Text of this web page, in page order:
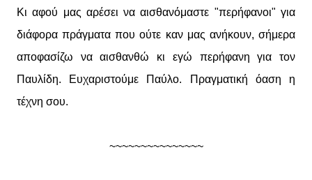
Κι αφού μας αρέσει να αισθανόμαστε "περήφανοι" για
διάφορα πράγματα που ούτε καν μας ανήκουν, σήμερα
αποφασίζω να αισθανθώ κι εγώ περήφανη για τον
Παυλίδη. Ευχαριστούμε Παύλο. Πραγματική όαση η
τέχνη σου.
~~~~~~~~~~~~~~~